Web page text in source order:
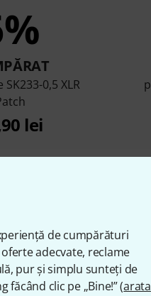
de cumpărături
adecvate, reclame
pur și simplu sunteți de
clic pe „Bine!” (arata
0,5 XLR
lei